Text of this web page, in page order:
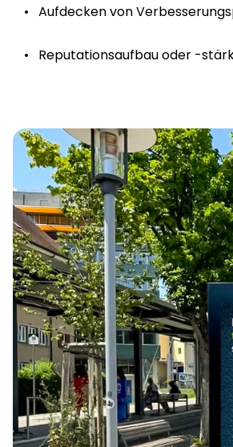
Aufdecken von
Reputationsaufbau oder -